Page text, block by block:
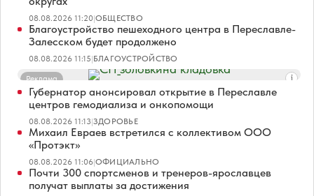
08.08.2026 11:20|ОБЩЕСТВО
Благоустройство пешеходного центра в Переславле-
Залесском будет продолжено
08.08.2026 11:15|БЛАГОУСТРОЙСТВО
Реклама
Губернатор анонсировал открытие в Переславле
центров гемодиализа и онкопомощи
08.08.2026 11:13|ЗДОРОВЬЕ
Михаил Евраев встретился с коллективом ООО
«Протэкт»
08.08.2026 11:06|ОФИЦИАЛЬНО
Почти 300 спортсменов и тренеров-ярославцев
получат выплаты за достижения